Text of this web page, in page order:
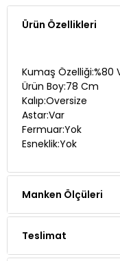
Ürün Özellikleri
Kumaş Özelliği:%80
Ürün Boy:78 Cm
Kalıp:Oversize
Astar:Var
Fermuar:Yok
Esneklik:Yok
Manken Ölçüleri
Teslimat